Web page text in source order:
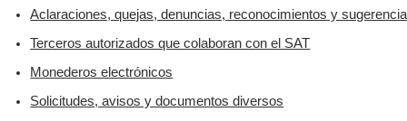
Aclaraciones, quejas, denuncias, reconocimientos y
Terceros autorizados que colaboran con el SAT
Monederos electrónicos
Solicitudes, avisos y documentos diversos